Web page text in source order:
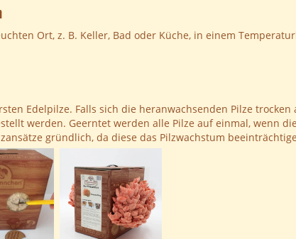
Ort, z. B. Keller, Bad oder Küche, in einem
Edelpilze. Falls sich die heranwachsenden Pilze
werden. Geerntet werden alle Pilze auf einmal, wenn
gründlich, da diese das Pilzwachstum